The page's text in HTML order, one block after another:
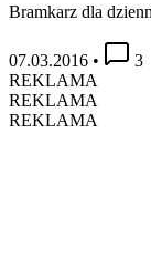
Bramkarz dla
07.03.2016 •
3
REKLAMA
REKLAMA
REKLAMA